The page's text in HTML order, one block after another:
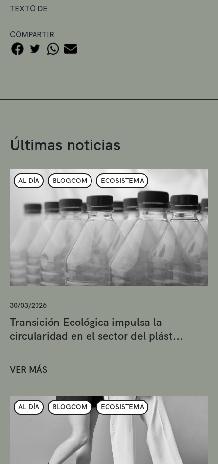
TEXTO DE
COMPARTIR
Últimas noticias
AL DÍA BLOGCOM ECOSISTEMA
30/03/2026
Transición Ecológica impulsa la
circularidad en el sector del plást...
VER MÁS
AL DÍA BLOGCOM ECOSISTEMA